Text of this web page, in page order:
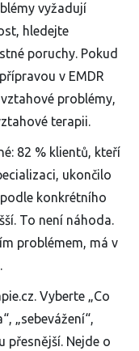
vyžadují
hledejte
poruchy. Pokud
v EMDR
problémy,
terapii.
82 % klientů, kteří
ukončilo
konkrétního
To není náhoda.
problémem, má v
Vyberte „Co
„sebevážení“,
přesnější. Nejde o